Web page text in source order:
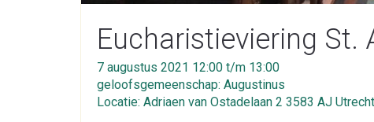
Eucharistieviering St.
7 augustus 2021 12:00 t/m 13:00
geloofsgemeenschap: Augustinus
Locatie: Adriaen van Ostadelaan 2 3583 AJ Utrecht